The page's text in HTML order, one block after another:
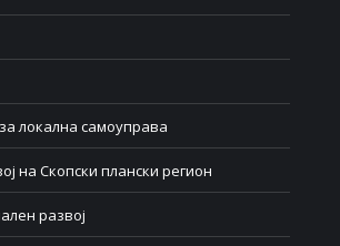
локална самоуправа
на Скопски плански регион
развој